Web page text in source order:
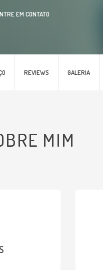
REVIEWS GALERIA
EM CONTATO
MIM